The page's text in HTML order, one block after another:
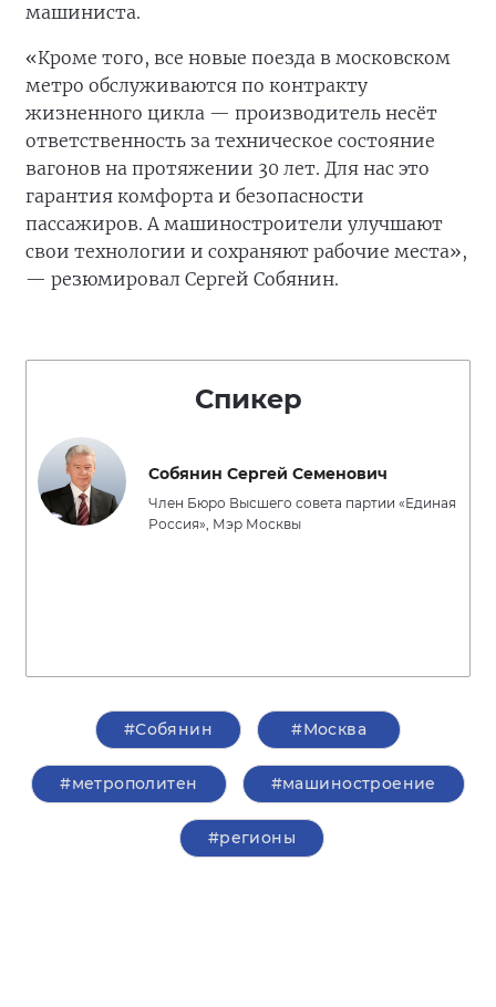
машиниста.
«Кроме того, все новые поезда в московском
метро обслуживаются по контракту
жизненного цикла — производитель несёт
ответственность за техническое состояние
вагонов на протяжении 30 лет. Для нас это
гарантия комфорта и безопасности
пассажиров. А машиностроители улучшают
свои технологии и сохраняют рабочие места»,
— резюмировал Сергей Собянин.
Спикер
Собянин Сергей Семенович
Член Бюро Высшего совета партии «Единая
Россия», Мэр Москвы
#Собянин #Москва
#метрополитен #машиностроение
#регионы